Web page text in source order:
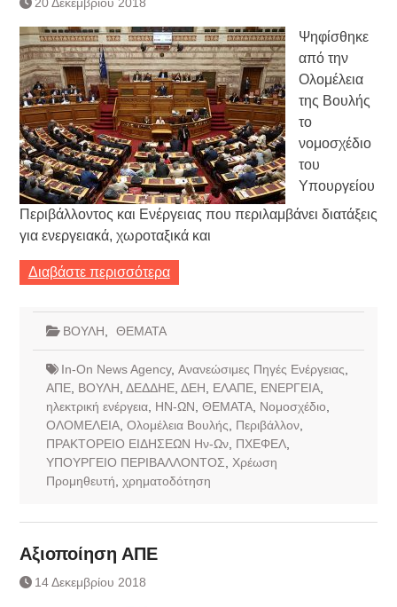
Κατάργηση βιβλιαρίων Υγείας
Ημερήσιο Δελτίο Τιμών
Συναλλάγματος &
Τραπεζογραμματίων 7-3-2019
Ημερήσιο Δελτίο Τιμών
Συναλλάγματος &
Τραπεζογραμματίων 4-3-2019
Κάθοδος αγροτών
Δικαιοσύνη
Ψηφίσθηκε
από την
Ολομέλεια
της Βουλής
το
νομοσχέδιο
του
Υπουργείου
Περιβάλλοντος και Ενέργειας που περιλαμβάνει διατάξεις
για ενεργειακά, χωροταξικά και
Διαβάστε περισσότερα
ΒΟΥΛΗ ΘΕΜΑΤΑ
In-On News Agency, Ανανεώσιμες Πηγές Ενέργειας
ΑΠΕ, ΒΟΥΛΗ ΔΕΔΔΗΕ, ΔΕΗ ΕΛΑΠΕ, ΕΝΕΡΓΕΙΑ,
ηλεκτρική ενέργεια, ΗΝ-ΩΝ ΘΕΜΑΤΑ, Νομοσχέδιο
ΟΛΟΜΕΛΕΙΑ, Ολομέλεια Βουλής Περιβάλλον,
ΠΡΑΚΤΟΡΕΙΟ ΕΙΔΗΣΕΩΝ Ην-Ων, ΠΧΕΦΕΛ,
ΥΠΟΥΡΓΕΙΟ ΠΕΡΙΒΑΛΛΟΝΤΟΣ
Χρέωση
Προμηθευτή χρηματοδότηση
Αξιοποίηση ΑΠΕ
14 Δεκεμβρίου 2018